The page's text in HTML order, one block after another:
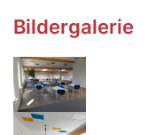
Bildergalerie